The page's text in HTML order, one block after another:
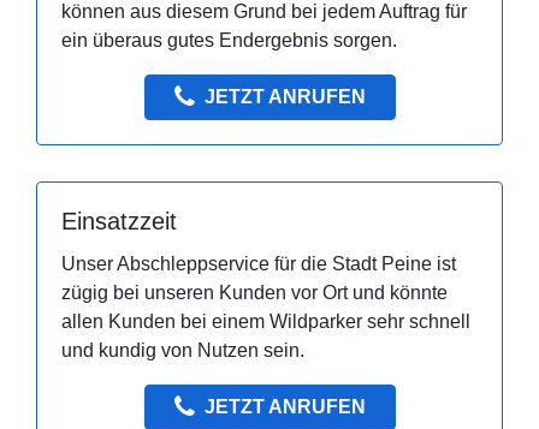
können aus diesem Grund bei jedem Auftrag für
ein überaus gutes Endergebnis sorgen.
JETZT ANRUFEN
Einsatzzeit
Unser Abschleppservice für die Stadt Peine ist
zügig bei unseren Kunden vor Ort und könnte
allen Kunden bei einem Wildparker sehr schnell
und kundig von Nutzen sein.
JETZT ANRUFEN